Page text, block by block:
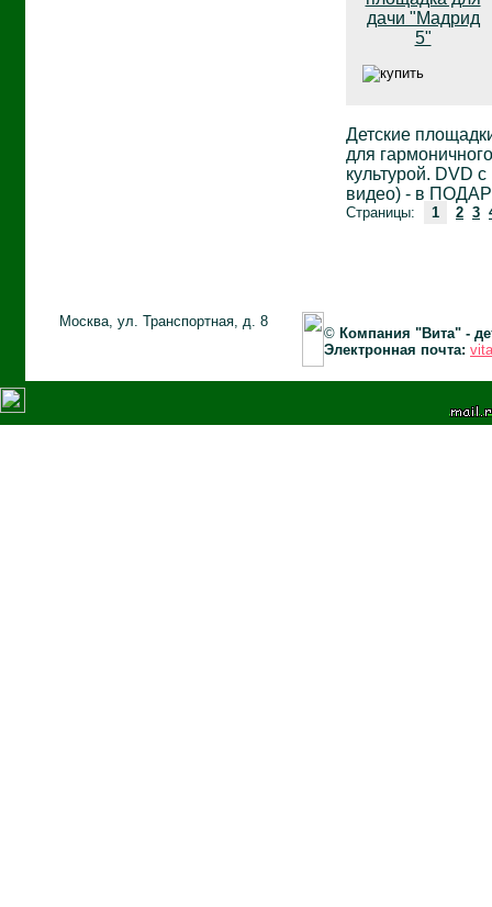
Детские
для
культурой. DVD
видео) - в
Страницы: 1 2 3
Москва, ул. Транспортная, д. 8
© Компания "Вита" -
Электронная почта: